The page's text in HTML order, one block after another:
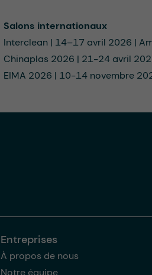
Salons internationaux
Interclean | 14–17 avril 2026 |
Chinaplas 2026 | 21-24 avril
EIMA 2026 | 10-14 novembre
Entreprises
À propos de nous